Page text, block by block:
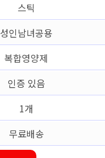
스틱
성인남녀공용
복합영양제
인증 있음
1개
무료배송